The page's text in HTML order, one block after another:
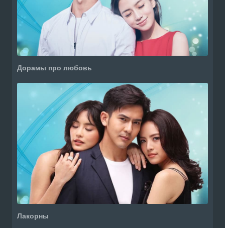
Дорамы про любовь
Лакорны